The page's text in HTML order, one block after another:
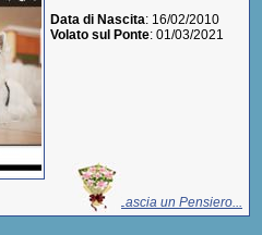
Data di Nascita: 16/02/2010
Volato sul Ponte: 01/03/2021
Lascia un Pensiero...